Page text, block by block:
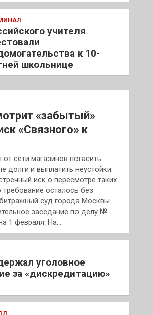
учителя
к 10-
школьнице
«забытый»
«Связного» к
сети магазинов погасить
долги и выплатить неустойки.
иск о пересмотре таких
осталось без
суд города Москвы
заседание по делу №
1 февраля. На…
уголовное
за «дискредитацию»